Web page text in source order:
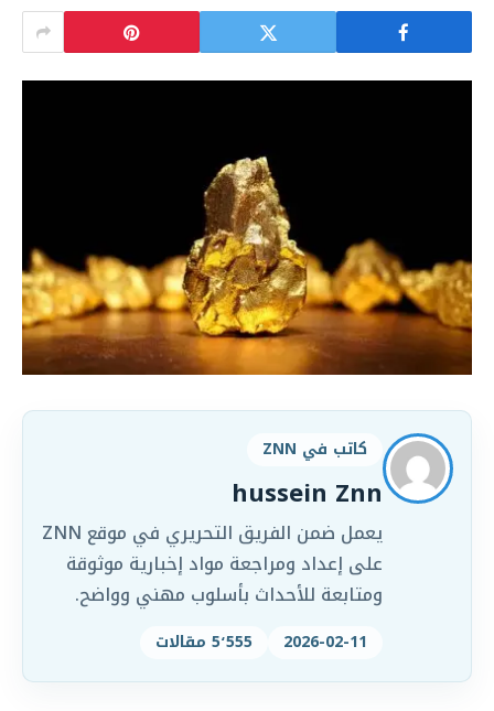
كاتب في ZNN
hussein Znn
يعمل ضمن الفريق التحريري في موقع ZNN
على إعداد ومراجعة مواد إخبارية موثوقة
ومتابعة للأحداث بأسلوب مهني وواضح.
2026-02-11 5٬555 مقالات